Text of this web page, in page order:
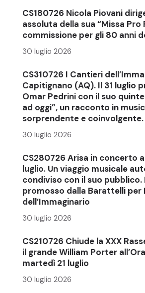
CS180726 Nicola Piovani
assoluta della sua “Missa Pro
commissione per gli 80 anni
30 luglio 2026
CS310726 I Cantieri
Capitignano (AQ). Il 31 luglio
Omar Pedrini con il suo
ad oggi”, un racconto in
sorprendente e coinvolgente.
30 luglio 2026
CS280726 Arisa in concerto a
luglio. Un viaggio musicale
condiviso con il suo pubblico.
promosso dalla Barattelli per
dell’Immaginario
30 luglio 2026
CS210726 Chiude la XXX
il grande William Porter
martedì 21 luglio
30 luglio 2026